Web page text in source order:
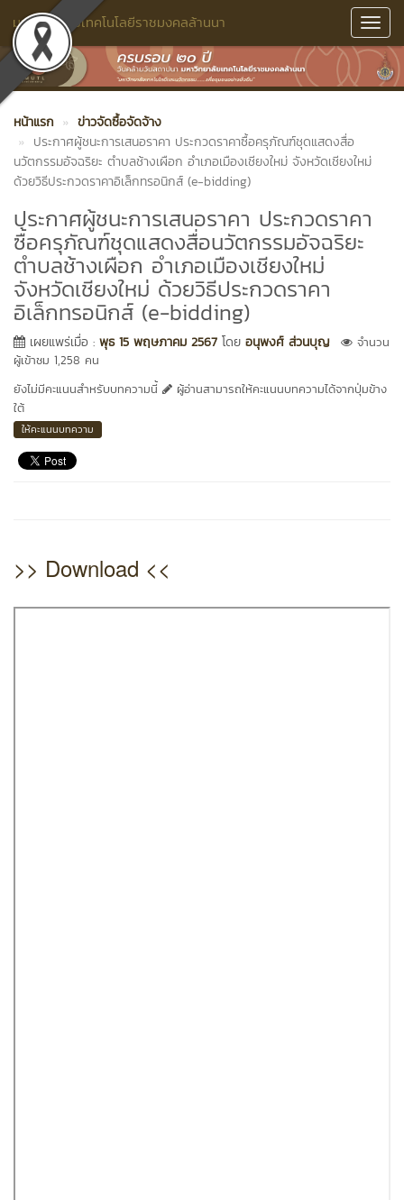
มหาวิทยาลัยเทคโนโลยีราชมงคลล้านนา
หน้าแรก
ข่าวจัดซื้อจัดจ้าง
ประกาศผู้ชนะการเสนอราคา ประกวดราคาซื้อครุภัณฑ์ชุดแสดงสื่อ
นวัตกรรมอัจฉริยะ ตำบลช้างเผือก อำเภอเมืองเชียงใหม่ จังหวัดเชียงใหม่
ด้วยวิธีประกวดราคาอิเล็กทรอนิกส์ (e-bidding)
ประกาศผู้ชนะการเสนอราคา ประกวดราคา
ซื้อครุภัณฑ์ชุดแสดงสื่อนวัตกรรมอัจฉริยะ
ตำบลช้างเผือก อำเภอเมืองเชียงใหม่
จังหวัดเชียงใหม่ ด้วยวิธีประกวดราคา
อิเล็กทรอนิกส์ (e-bidding)
เผยแพร่เมื่อ : พุธ 15 พฤษภาคม 2567 โดย อนุพงศ์ ส่วนบุญ
จำนวน
ผู้เข้าชม 1,258 คน
ยังไม่มีคะแนนสำหรับบทความนี้
ผู้อ่านสามารถให้คะแนนบทความได้จากปุ่มข้าง
ใต้
ให้คะแนนบทความ
>> Download <<